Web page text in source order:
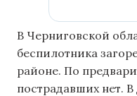
В Черниговской
беспилотника
районе. По
пострадавших нет.